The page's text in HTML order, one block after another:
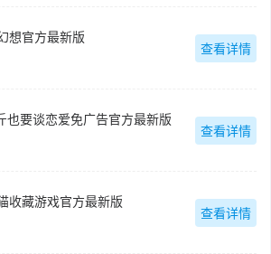
想官方最新版
查看详情
也要谈恋爱免广告官方最新版
查看详情
收藏游戏官方最新版
查看详情